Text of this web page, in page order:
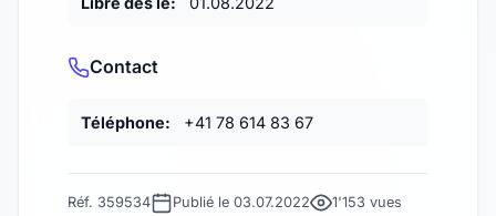
Contact
Téléphone: +41 78 614 83 67
Réf. 359534 Publié le 03.07.2022 1'153 vues